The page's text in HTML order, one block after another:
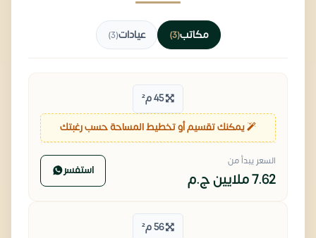
مكاتب(3) عيادات(3)
45 م²
يمكنك تقسيم أو تخطيط المساحة حسب رغبتك
السعر يبدأ من
7.62 ملايين ج.م استفسر
56 م²